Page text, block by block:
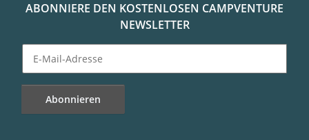
ABONNIERE DEN KOSTENLOSEN CAMPVENTURE
NEWSLETTER
Abonnieren